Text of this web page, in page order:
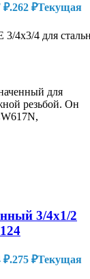
₽.262 ₽Текущая
4х3/4 для
для
резьбой. Он
3/4х1/2
₽.275 ₽Текущая